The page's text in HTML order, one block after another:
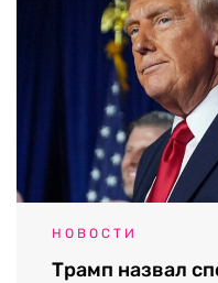
НОВОСТИ
Трамп назвал